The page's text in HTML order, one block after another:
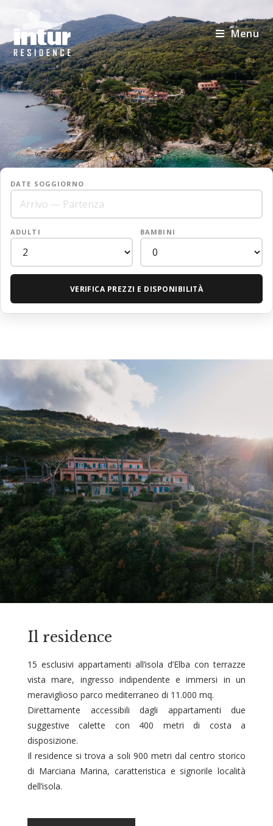
Menu
DATE SOGGIORNO
ADULTI BAMBINI
VERIFICA PREZZI E DISPONIBILITÀ
Il residence
15 esclusivi appartamenti all’isola d’Elba con terrazze
vista mare, ingresso indipendente e immersi in un
meraviglioso parco mediterraneo di 11.000 mq.
Direttamente accessibili dagli appartamenti due
suggestive calette con 400 metri di costa a
disposizione.
Il residence si trova a soli 900 metri dal centro storico
di Marciana Marina, caratteristica e signorile località
dell’isola.